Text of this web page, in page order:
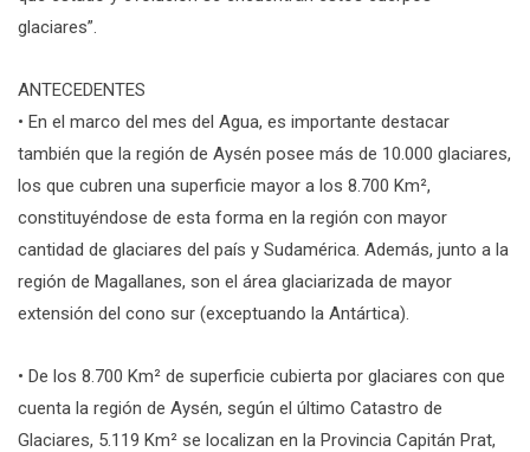
glaciares”.
ANTECEDENTES
• En el marco del mes del Agua, es importante destacar
también que la región de Aysén posee más de 10.000 glaciares,
los que cubren una superficie mayor a los 8.700 Km²,
constituyéndose de esta forma en la región con mayor
cantidad de glaciares del país y Sudamérica. Además, junto a la
región de Magallanes, son el área glaciarizada de mayor
extensión del cono sur (exceptuando la Antártica).
• De los 8.700 Km² de superficie cubierta por glaciares con que
cuenta la región de Aysén, según el último Catastro de
Glaciares, 5.119 Km² se localizan en la Provincia Capitán Prat,